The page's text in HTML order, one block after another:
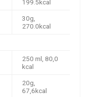
199.5kcal
30g,
270.0kcal
250 ml, 80,0
kcal
20g,
67,6kcal